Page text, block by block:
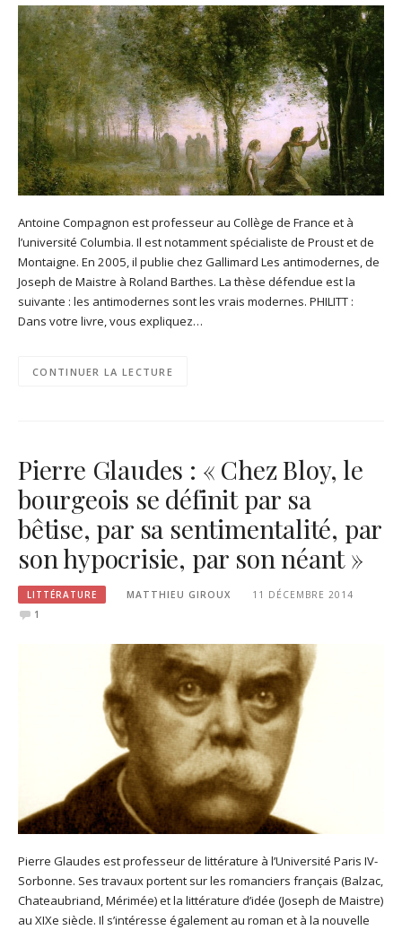
Antoine Compagnon est professeur au Collège de France et à
l’université Columbia. Il est notamment spécialiste de Proust et de
Montaigne. En 2005, il publie chez Gallimard Les antimodernes, de
Joseph de Maistre à Roland Barthes. La thèse défendue est la
suivante : les antimodernes sont les vrais modernes. PHILITT :
Dans votre livre, vous expliquez…
CONTINUER LA LECTURE
Pierre Glaudes : « Chez Bloy, le
bourgeois se définit par sa
bêtise, par sa sentimentalité, par
son hypocrisie, par son néant »
LITTÉRATURE MATTHIEU GIROUX
11 DÉCEMBRE 2014
1
Pierre Glaudes est professeur de littérature à l’Université Paris IV-
Sorbonne. Ses travaux portent sur les romanciers français (Balzac,
Chateaubriand, Mérimée) et la littérature d’idée (Joseph de Maistre)
au XIXe siècle. Il s’intéresse également au roman et à la nouvelle